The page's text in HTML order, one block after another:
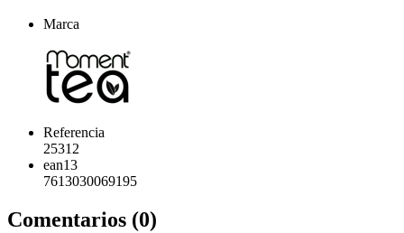
Marca
Referencia
25312
ean13
7613030069195
Comentarios (0)